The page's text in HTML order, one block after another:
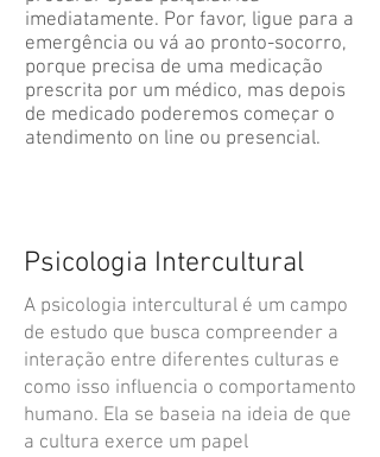
imediatamente. Por favor, ligue para a
emergência ou vá ao pronto-socorro,
porque precisa de uma medicação
prescrita por um médico, mas depois
de medicado poderemos começar o
atendimento on line ou presencial.
Psicologia Intercultural
A psicologia intercultural é um campo
de estudo que busca compreender a
interação entre diferentes culturas e
como isso influencia o comportamento
humano. Ela se baseia na ideia de que
a cultura exerce um papel